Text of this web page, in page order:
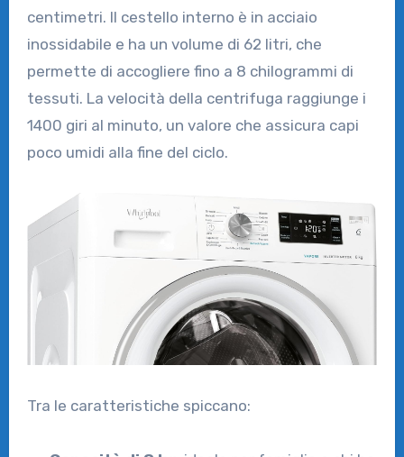
centimetri. Il cestello interno è in acciaio
inossidabile e ha un volume di 62 litri, che
permette di accogliere fino a 8 chilogrammi di
tessuti. La velocità della centrifuga raggiunge i
1400 giri al minuto, un valore che assicura capi
poco umidi alla fine del ciclo.
Tra le caratteristiche spiccano: